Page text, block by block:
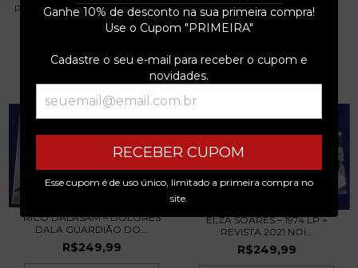
Ganhe 10% de desconto na sua primeira compra!
Use o Cupom "PRIMEIRA"
Cadastre o seu e-mail para receber o cupom e
novidades.
RECEBER CUPOM
Esse cupom é de uso único, limitado a primeira compra no
site.
PLANET HEMP – JARDINEIROS -
x deR$166,66 sem juros
3 x deR$60,00 sem juros
RICO DALASAM – DOLORES
DALA GUARDIÃO DO...
R$249,99
ELZA SOARES – 1974 LP +
REVISTA 2021 NOI...
R$249,99